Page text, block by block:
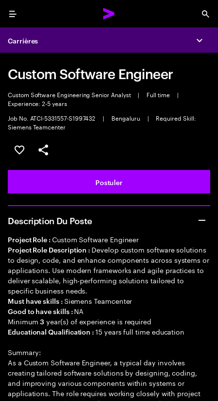
Menu
Carrières
Custom Software Engineer
Custom Software Engineering Senior Analyst | Full time
|
Experience: 2-5 years
Job No. ATCI-5331557-S1997432
| Bengaluru |
Required Skill:
Siemens Teamcenter
Sélectionner pour enregistrer l'annonce
PARTAGER
Postuler
Description Du Poste
Project Role : Custom Software Engineer
Project Role Description : Develop custom software solutions
to design, code, and enhance components across systems or
applications. Use modern frameworks and agile practices to
deliver scalable, high-performing solutions tailored to
specific business needs.
Must have skills : Siemens Teamcenter
Good to have skills : NA
Minimum3 year(s) of experience is required
Educational Qualification :15 years full time education
Summary:
As a Custom Software Engineer, a typical day involves
creating tailored software solutions by designing, coding,
and improving various components within systems or
applications. The role requires working closely with project